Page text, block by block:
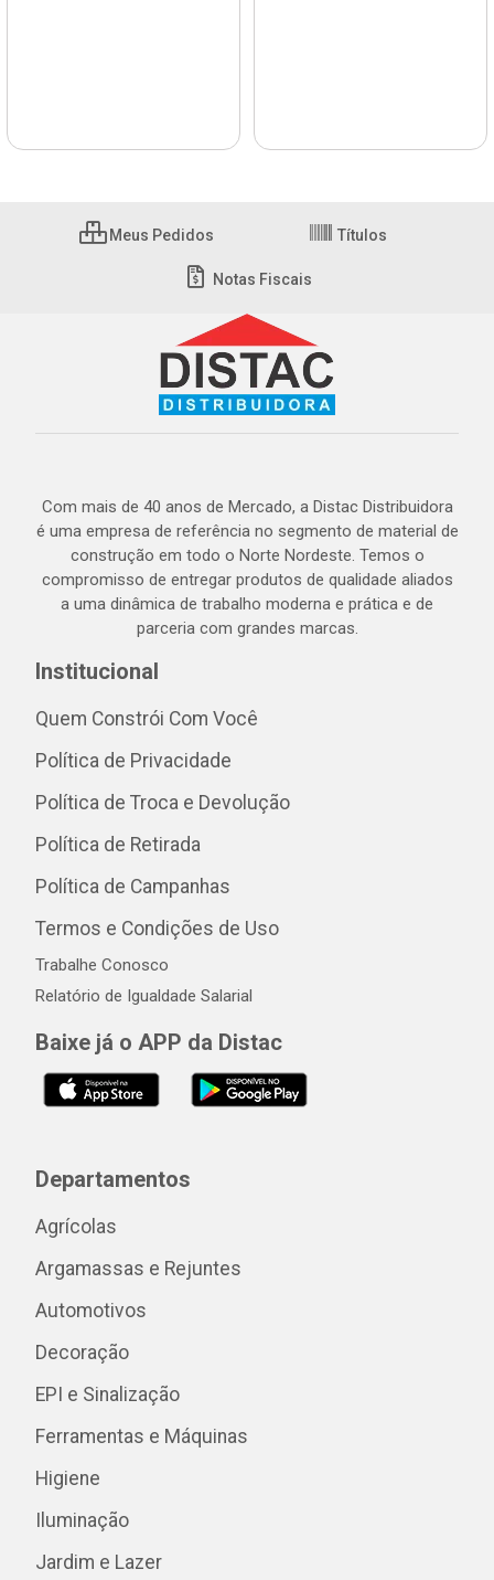
Meus Pedidos Títulos
Notas Fiscais
Com mais de 40 anos de Mercado, a Distac Distribuidora
é uma empresa de referência no segmento de material de
construção em todo o Norte Nordeste. Temos o
compromisso de entregar produtos de qualidade aliados
a uma dinâmica de trabalho moderna e prática e de
parceria com grandes marcas.
Institucional
Quem Constrói Com Você
Política de Privacidade
Política de Troca e Devolução
Política de Retirada
Política de Campanhas
Termos e Condições de Uso
Trabalhe Conosco
Relatório de Igualdade Salarial
Baixe já o APP da Distac
Departamentos
Agrícolas
Argamassas e Rejuntes
Automotivos
Decoração
EPI e Sinalização
Ferramentas e Máquinas
Higiene
Iluminação
Jardim e Lazer